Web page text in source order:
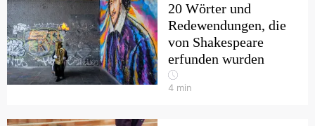
20 Wörter und
Redewendungen, die
von Shakespeare
erfunden wurden
4 min